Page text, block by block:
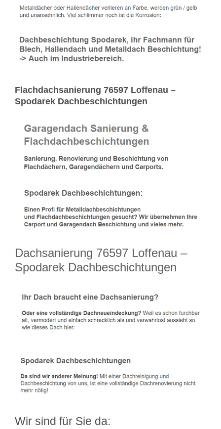
Flachdachsanierung 76597 Loffenau –
Spodarek Dachbeschichtungen
Dachsanierung 76597 Loffenau –
Spodarek Dachbeschichtungen
Wir sind für Sie da: